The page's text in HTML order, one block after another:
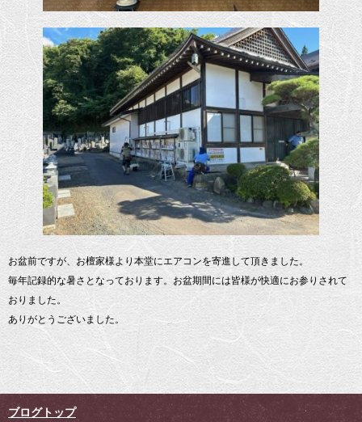
お盆前ですが、お檀家様より本堂にエアコンを寄進して頂きました。
毎年記録的な暑さとなっております。お盆期間には皆様が快適にお参りされて
おりました。
ありがとうございました。
ブログトップ